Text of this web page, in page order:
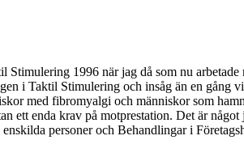
Stimulering 1996 när jag då som nu
i Taktil Stimulering och insåg än en gång
med fibromyalgi och människor som
ett enda krav på motprestation. Det är
personer och Behandlingar i